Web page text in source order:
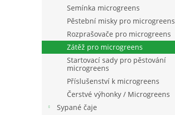
e
l
Semínka microgreens
Pěstební misky pro microgreens
Rozprašovače pro microgreens
Zátěž pro microgreens
Startovací sady pro pěstování
microgreens
Příslušenství k microgreens
Čerstvé výhonky / Microgreens
Sypané čaje